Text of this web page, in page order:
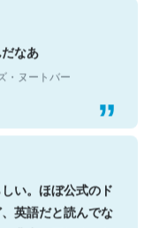
なあ
・ヌートバー
い。ほぼ公式のド
英語だと読んでな